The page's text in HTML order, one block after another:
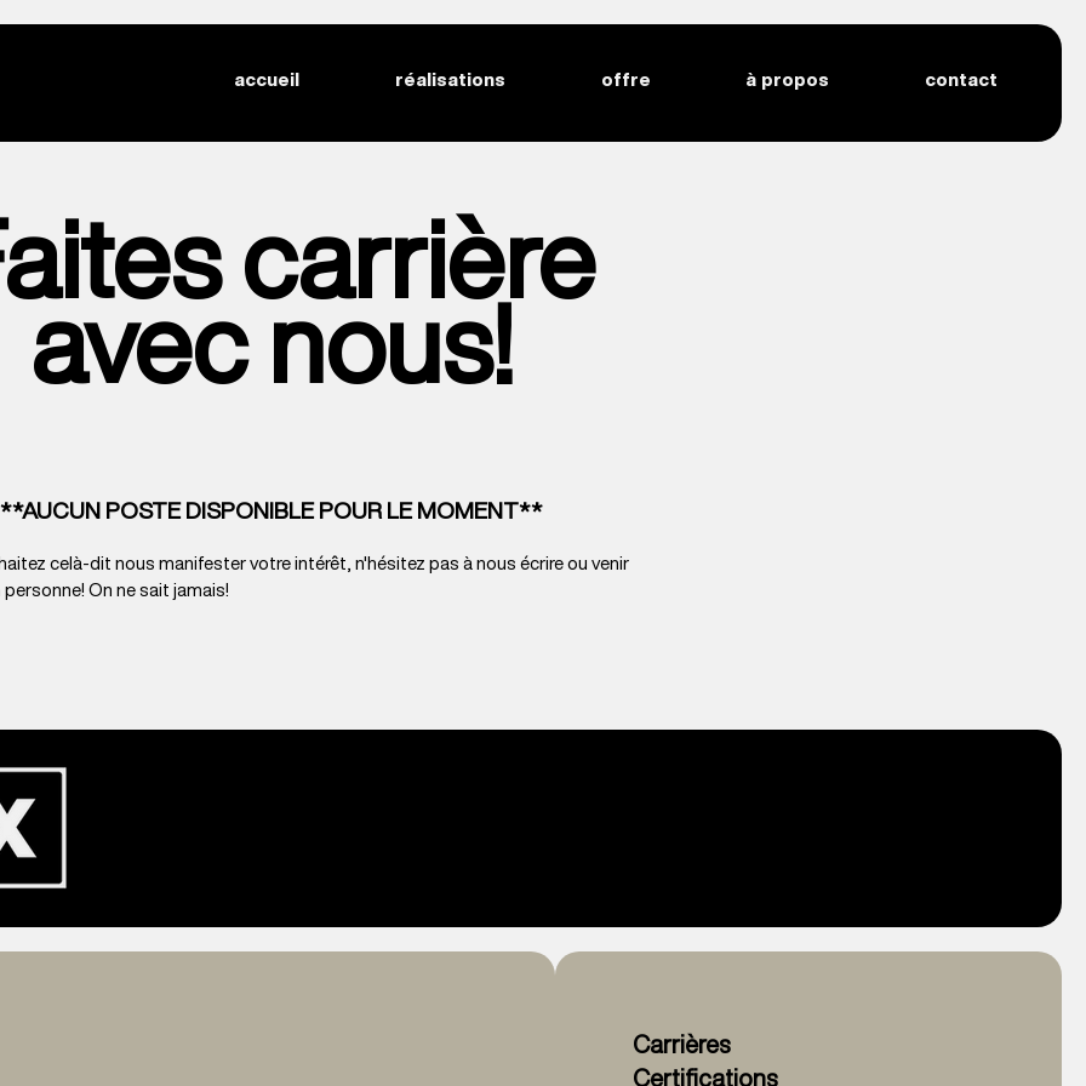
accueil réalisations offre à propos contact
carrière
avec nous!
**AUCUN POSTE DISPONIBLE POUR LE MOMENT**
celà-dit nous manifester votre intérêt, n'hésitez pas à nous écrire ou venir
On ne sait jamais!
Carrières
Certifications